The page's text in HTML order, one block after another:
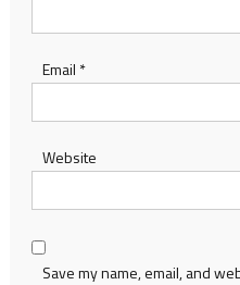
Email *
Website
Save my name, email, and